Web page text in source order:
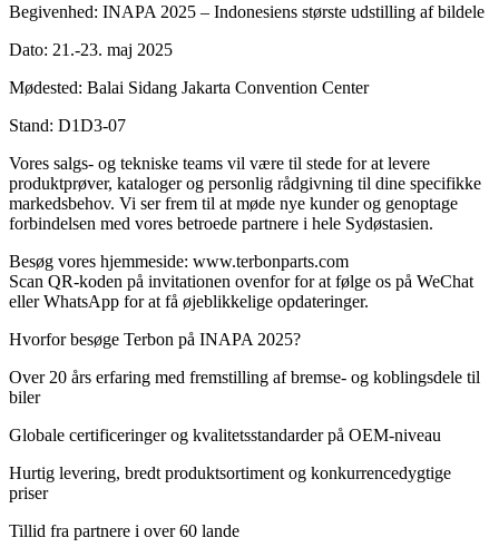
Begivenhed: INAPA 2025 – Indonesiens største udstilling af bildele
Dato: 21.-23. maj 2025
Mødested: Balai Sidang Jakarta Convention Center
Stand: D1D3-07
Vores salgs- og tekniske teams vil være til stede for at levere
produktprøver, kataloger og personlig rådgivning til dine specifikke
markedsbehov. Vi ser frem til at møde nye kunder og genoptage
forbindelsen med vores betroede partnere i hele Sydøstasien.
Besøg vores hjemmeside: www.terbonparts.com
Scan QR-koden på invitationen ovenfor for at følge os på WeChat
eller WhatsApp for at få øjeblikkelige opdateringer.
Hvorfor besøge Terbon på INAPA 2025?
Over 20 års erfaring med fremstilling af bremse- og koblingsdele til
biler
Globale certificeringer og kvalitetsstandarder på OEM-niveau
Hurtig levering, bredt produktsortiment og konkurrencedygtige
priser
Tillid fra partnere i over 60 lande